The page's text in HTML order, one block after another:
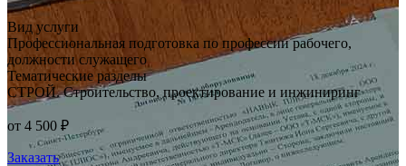
Вид услуги
Профессиональная подготовка по профессии рабочего,
должности служащего
Тематические разделы
СТРОЙ. Строительство, проектирование и инжиниринг
от 4 500 ₽
Заказать